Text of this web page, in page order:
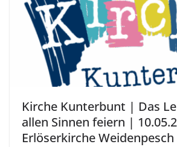
Kirche Kunterbunt | Das
allen Sinnen feiern |
Erlöserkirche Weidenpesch